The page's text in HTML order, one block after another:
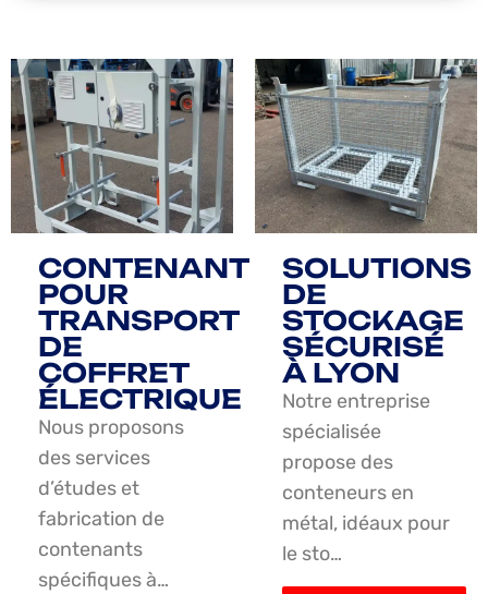
CONTENANT
POUR
TRANSPORT
DE
COFFRET
ÉLECTRIQUE
Nous proposons
des services
d’études et
fabrication de
contenants
spécifiques à…
SOLUTIONS
DE
STOCKAGE
SÉCURISÉ
À LYON
Notre entreprise
spécialisée
propose des
conteneurs en
métal, idéaux pour
le sto…